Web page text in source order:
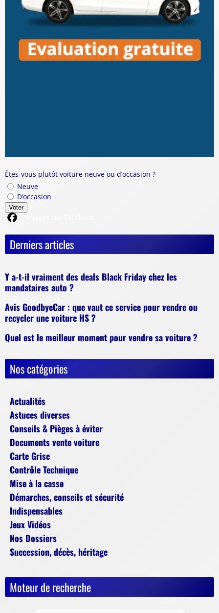
Êtes-vous plutôt voiture neuve ou d’occasion ?
Neuve
D’occasion
Voter
Derniers articles
Y a-t-il vraiment des deals Black Friday chez les
mandataires auto ?
Avis GoodbyeCar : que vaut ce service pour vendre ou
recycler une voiture HS ?
Quel est le meilleur moment pour vendre sa voiture ?
Nos catégories
Actualités
Astuces diverses
Conseils & Pièges à éviter
Documents vente voiture
Carte Grise
Contrôle Technique
Mise à la casse
Démarches, conseils et sécurité
Indispensables
Jeux Vidéos
Nos Dossiers
Succession, décès, héritage
Moteur de recherche